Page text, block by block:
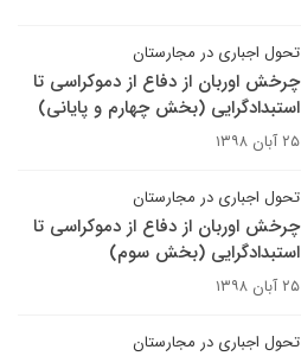
تحول اجباری در مجارستان
چرخش اوربان از دفاع از دموکراسی تا
استبدادگرایی (بخش چهارم و پایانی)
۲۵ آبان ۱۳۹۸
تحول اجباری در مجارستان
چرخش اوربان از دفاع از دموکراسی تا
استبدادگرایی (بخش سوم)
۲۵ آبان ۱۳۹۸
تحول اجباری در مجارستان